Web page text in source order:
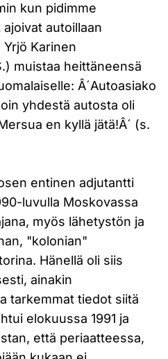
kun pidimme
autoillaan
Karinen
muistaa heittäneensä
Â´Autoasiako
yhdestä autosta oli
en kyllä jätä!Â´ (s.
entinen adjutantti
luvulla Moskovassa
myös lähetystön ja
"kolonian"
Hänellä oli siis
ainakin
tarkemmat tiedot siitä
elokuussa 1991 ja
että periaatteessa,